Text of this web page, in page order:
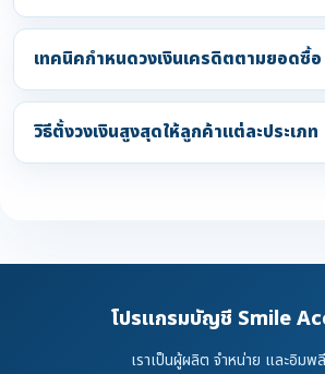
เทคนิคกำหนดวงเงินเครดิตตามยอดซื้อ
วิธีตั้งวงเงินสูงสุดให้ลูกค้าแต่ละประเภท
โปรแกรมบัญชี Smile
เราเป็นผู้ผลิต จำหน่าย และอิมพ